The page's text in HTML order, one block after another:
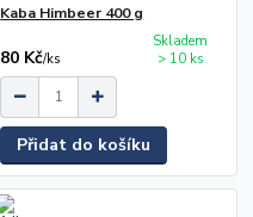
Kaba Himbeer 400 g
80 Kč/ks
Skladem
> 10 ks
Přidat do košíku